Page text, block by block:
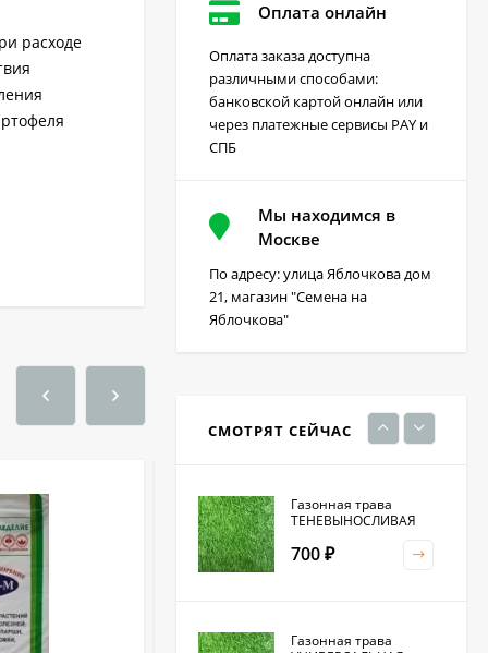
расходе
Оплата онлайн
Оплата заказа доступна
различными способами:
банковской картой онлайн или
через платежные сервисы PAY и
СПБ
Мы находимся в
Москве
По адресу: улица Яблочкова дом
21, магазин "Семена на
Яблочкова"
СМОТРЯТ СЕЙЧАС
Грейдер от сорняков
(август) 10 мл
220₽
230
Газонная трава
ТЕНЕВЫНОСЛИВАЯ
700 ₽
Газонная трава